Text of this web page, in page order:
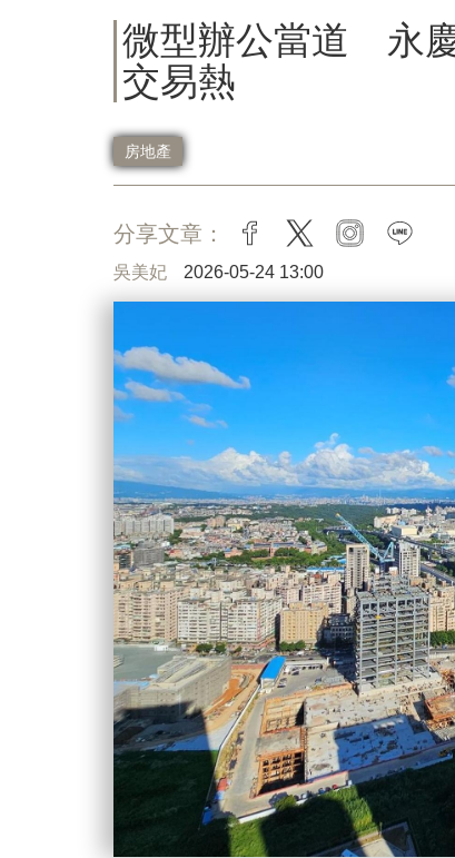
微型辦公當道 永
交易熱
房地產
分享文章： facebook
twitter instagram
吳美妃 2026-05-24 13:00